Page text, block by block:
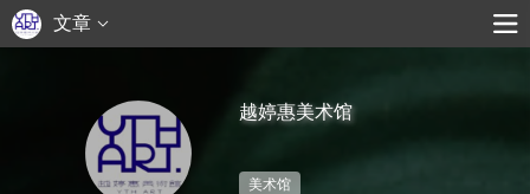
文章
越婷惠美术馆
美术馆